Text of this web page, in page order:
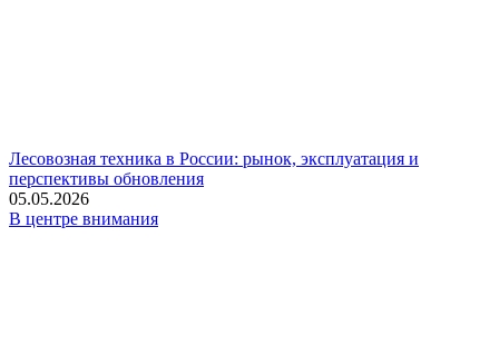
Лесовозная техника в России: рынок, эксплуатация и
перспективы обновления
05.05.2026
В центре внимания